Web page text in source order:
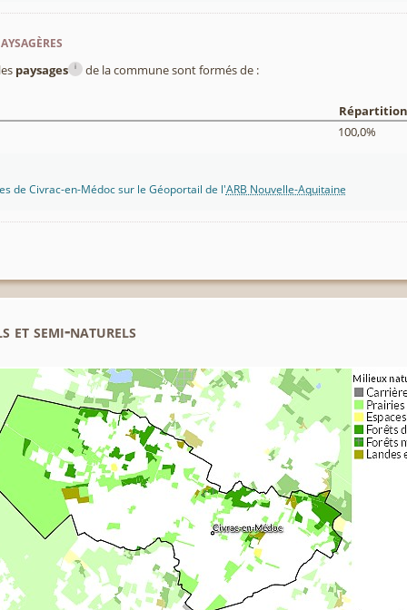
paysages i de la commune sont formés de :
Répartition
100,0%
de Civrac-en-Médoc sur le Géoportail de l'ARB Nouvelle-Aquitaine
et semi-naturels